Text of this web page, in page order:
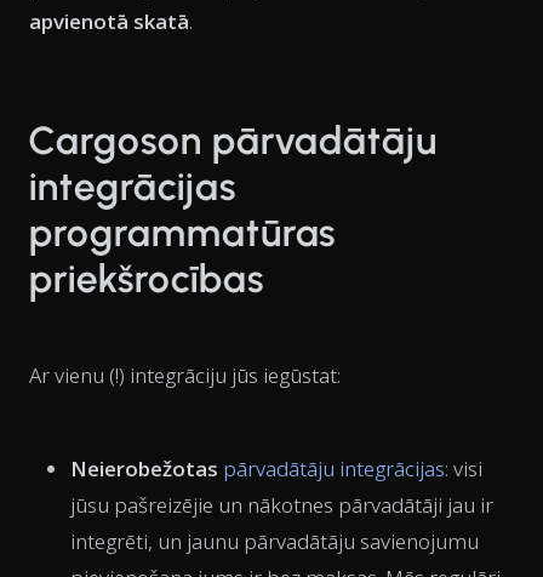
apvienotā skatā.
Cargoson pārvadātāju
integrācijas
programmatūras
priekšrocības
Ar vienu (!) integrāciju jūs iegūstat:
Neierobežotas pārvadātāju integrācijas: visi
jūsu pašreizējie un nākotnes pārvadātāji jau ir
integrēti, un jaunu pārvadātāju savienojumu